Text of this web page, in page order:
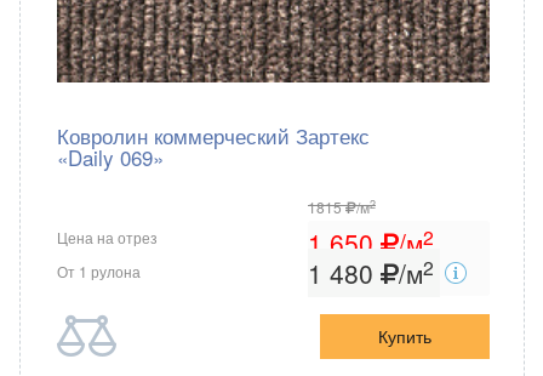
Ковролин коммерческий Зартекс
«Daily 069»
Цена на отрез
От 1 рулона
1815 /м2
1 650 /м2
1 480 /м2
Купить